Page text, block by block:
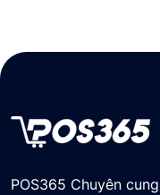
POS365 Chuyên